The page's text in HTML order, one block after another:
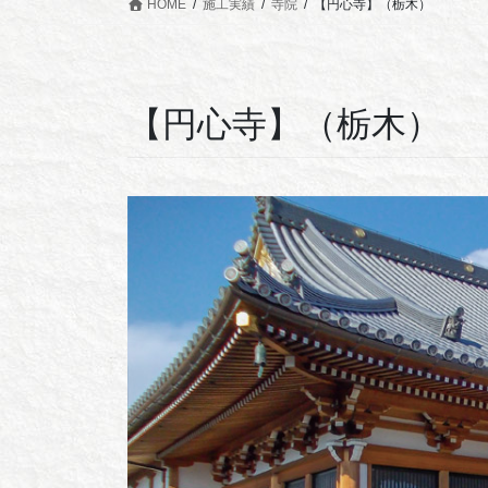
HOME 施工実績 寺院 【円心寺】（栃木）
【円心寺】（栃木）